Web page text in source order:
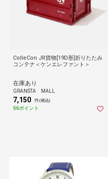
ColleCon JR貨物[19D形]折りたたみ
コンテナ＜ケンエレファント＞
在庫あり
GRANSTA MALL
7,150 円 (税込)
66ポイント